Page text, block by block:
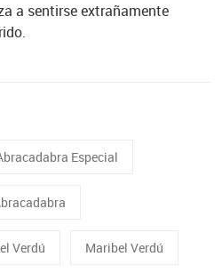
a sentirse extrañamente
Especial
Verdú Maribel Verdú